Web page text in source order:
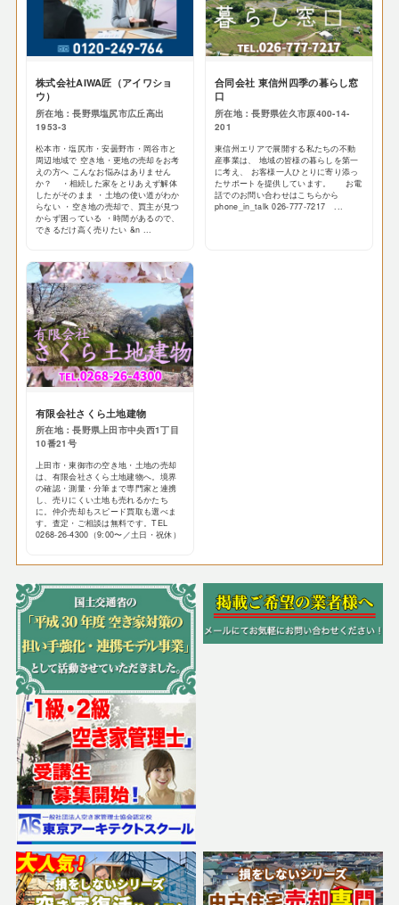
株式会社AIWA匠（アイワショ
ウ）
所在地：長野県塩尻市広丘高出
1953-3
松本市・塩尻市・安曇野市・岡谷市と
周辺地域で 空き地・更地の売却をお考
えの方へ こんなお悩みはありません
か？ ・相続した家をとりあえず解体
したがそのまま ・土地の使い道がわか
らない ・空き地の売却で、買主が見つ
からず困っている ・時間があるので、
できるだけ高く売りたい &n ...
合同会社 東信州四季の暮らし窓
口
所在地：長野県佐久市原400-14-
201
東信州エリアで展開する私たちの不動
産事業は、 地域の皆様の暮らしを第一
に考え、 お客様一人ひとりに寄り添っ
たサポートを提供しています。 お電
話でのお問い合わせはこちらから
phone_in_talk 026-777-7217 ...
有限会社さくら土地建物
所在地：長野県上田市中央西1丁目
10番21号
上田市・東御市の空き地・土地の売却
は、有限会社さくら土地建物へ。境界
の確認・測量・分筆まで専門家と連携
し、売りにくい土地も売れるかたち
に。仲介売却もスピード買取も選べま
す。査定・ご相談は無料です。TEL
0268-26-4300（9:00〜／土日・祝休）